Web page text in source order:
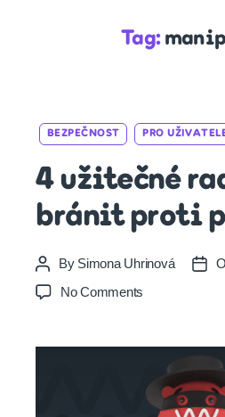
Tag:
BEZPEČNOST PRO
4 užitečné
bránit proti
Post
author
By Simona Uhrinová
Post
No Comments
rady,
se
bránit